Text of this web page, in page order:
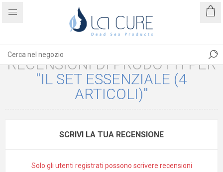
RECENSIONI DI PRODOTTI PER
IL SET ESSENZIALE (4
ARTICOLI)
SCRIVI LA TUA RECENSIONE
Solo gli utenti registrati possono scrivere recensioni